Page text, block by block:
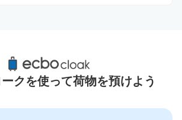
のおすすめコインロッカー
4件
クを使って荷物を預けよう